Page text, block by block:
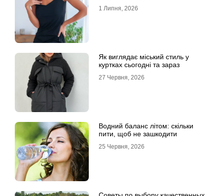
1 Липня, 2026
Як виглядає міський стиль у
куртках сьогодні та зараз
27 Червня, 2026
Водний баланс літом: скільки
пити, щоб не зашкодити
25 Червня, 2026